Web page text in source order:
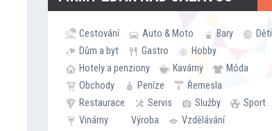
Cestování Auto & Moto Bary
Děti
Dům a byt
Gastro
Hobby
Hotely a penziony
Kavárny
Móda
Obchody
Peníze
Řemesla
Restaurace
Servis Služby
Sport
Vinárny
Výroba
Vzdělávání